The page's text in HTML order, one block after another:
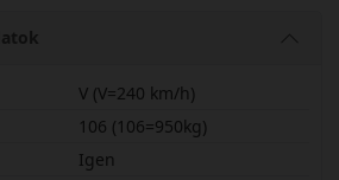
V (V=240 km/h)
106 (106=950kg)
Igen